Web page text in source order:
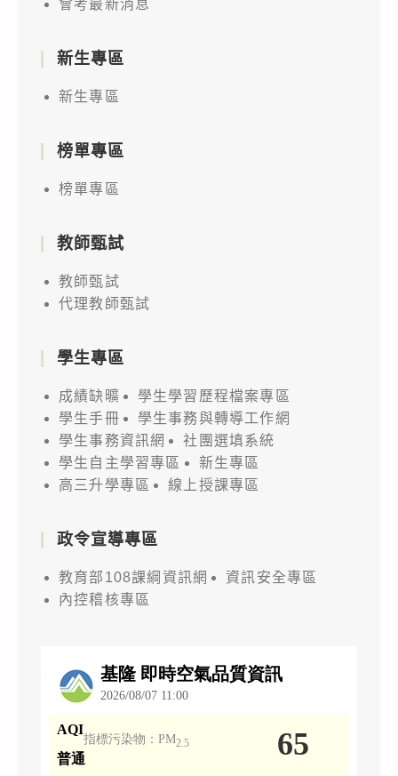
會考最新消息
新生專區
新生專區
榜單專區
榜單專區
教師甄試
教師甄試
代理教師甄試
學生專區
成績缺曠
學生學習歷程檔案專區
學生手冊
學生事務與轉導工作網
學生事務資訊網
社團選填系統
學生自主學習專區
新生專區
高三升學專區
線上授課專區
政令宣導專區
教育部108課綱資訊網
資訊安全專區
內控稽核專區